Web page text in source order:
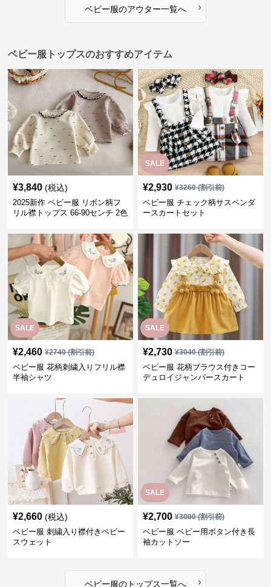
ベビー服のアウター一覧へ ›
ベビー服トップスのおすすめアイテム
¥3,840 (税込)
2025新作 ベビー服 リボン柄フ
リル襟トップス 66-90センチ 2色
SALE
¥2,930 ¥3260(割引前)
ベビー服 チェック柄サスペンダ
ースカートセット
SALE
¥2,460 ¥2740(割引前)
ベビー服 花柄刺繍入りフリル襟
半袖シャツ
SALE
¥2,730 ¥3040(割引前)
ベビー服 花柄ブラウス付きコー
デュロイジャンパースカート
¥2,660 (税込)
ベビー服 刺繍入り襟付きベビー
スウェット
SALE
¥2,700 ¥3000(割引前)
ベビー服 ベビー用ボタン付き長
袖カットソー
ベビー服のトップス一覧へ ›